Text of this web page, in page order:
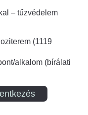
– tűzvédelem
(1119
alkalom (bírálati